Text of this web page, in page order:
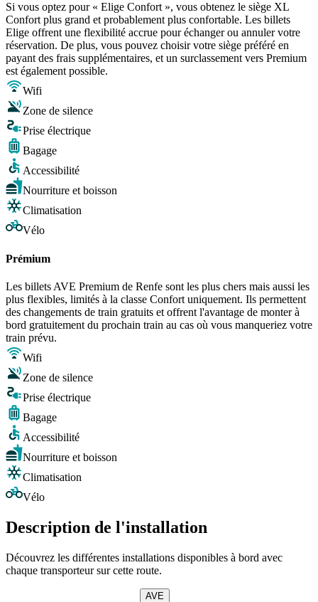
Si vous optez pour « Elige Confort », vous obtenez le siège XL
Confort plus grand et probablement plus confortable. Les billets
Elige offrent une flexibilité accrue pour échanger ou annuler votre
réservation. De plus, vous pouvez choisir votre siège préféré en
payant des frais supplémentaires, et un surclassement vers Premium
est également possible.
Wifi
Zone de silence
Prise électrique
Bagage
Accessibilité
Nourriture et boisson
Climatisation
Vélo
Prémium
Les billets AVE Premium de Renfe sont les plus chers mais aussi les
plus flexibles, limités à la classe Confort uniquement. Ils permettent
des changements de train gratuits et offrent l'avantage de monter à
bord gratuitement du prochain train au cas où vous manqueriez votre
train prévu.
Wifi
Zone de silence
Prise électrique
Bagage
Accessibilité
Nourriture et boisson
Climatisation
Vélo
Description de l'installation
Découvrez les différentes installations disponibles à bord avec
chaque transporteur sur cette route.
AVE